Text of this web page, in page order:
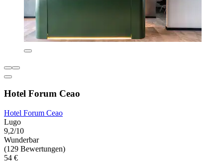
Hotel Forum Ceao
Hotel Forum Ceao
Lugo
9,2/10
Wunderbar
(129 Bewertungen)
54 €